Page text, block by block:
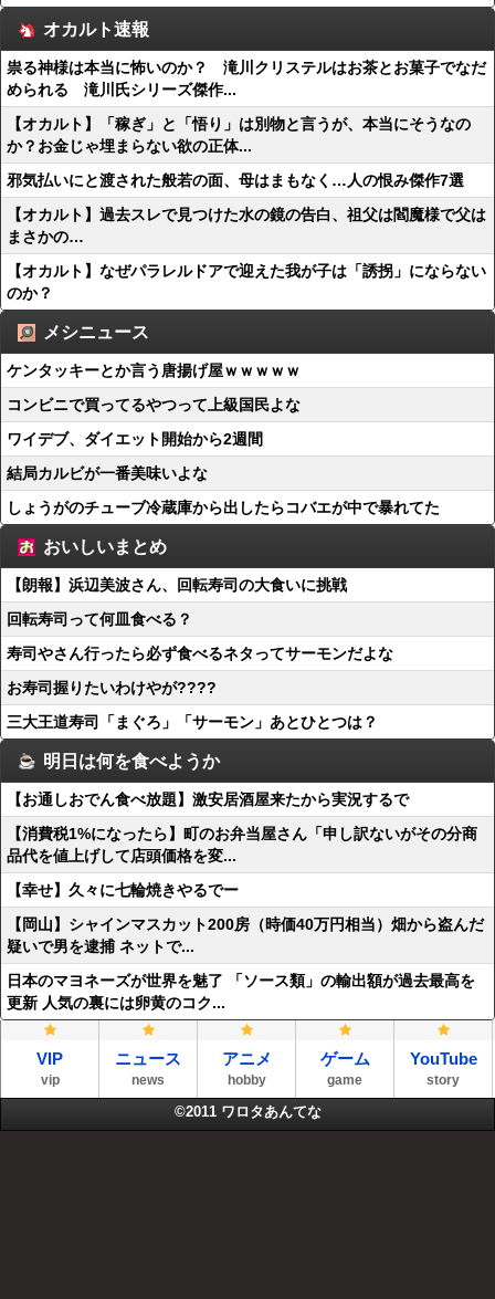
オカルト速報
祟る神様は本当に怖いのか？ 滝川クリステルはお茶とお菓子でなだ
められる 滝川氏シリーズ傑作...
【オカルト】「稼ぎ」と「悟り」は別物と言うが、本当にそうなの
か？お金じゃ埋まらない欲の正体...
邪気払いにと渡された般若の面、母はまもなく…人の恨み傑作7選
【オカルト】過去スレで見つけた水の鏡の告白、祖父は閻魔様で父は
まさかの…
【オカルト】なぜパラレルドアで迎えた我が子は「誘拐」にならない
のか？
メシニュース
ケンタッキーとか言う唐揚げ屋ｗｗｗｗｗ
コンビニで買ってるやつって上級国民よな
ワイデブ、ダイエット開始から2週間
結局カルビが一番美味いよな
しょうがのチューブ冷蔵庫から出したらコバエが中で暴れてた
おいしいまとめ
【朗報】浜辺美波さん、回転寿司の大食いに挑戦
回転寿司って何皿食べる？
寿司やさん行ったら必ず食べるネタってサーモンだよな
お寿司握りたいわけやが????
三大王道寿司「まぐろ」「サーモン」あとひとつは？
明日は何を食べようか
【お通しおでん食べ放題】激安居酒屋来たから実況するで
【消費税1%になったら】町のお弁当屋さん「申し訳ないがその分商
品代を値上げして店頭価格を変...
【幸せ】久々に七輪焼きやるでー
【岡山】シャインマスカット200房（時価40万円相当）畑から盗んだ
疑いで男を逮捕 ネットで...
日本のマヨネーズが世界を魅了 「ソース類」の輸出額が過去最高を
更新 人気の裏には卵黄のコク...
VIP
vip
ニュース
news
アニメ
hobby
ゲーム
game
YouTube
story
©2011 ワロタあんてな